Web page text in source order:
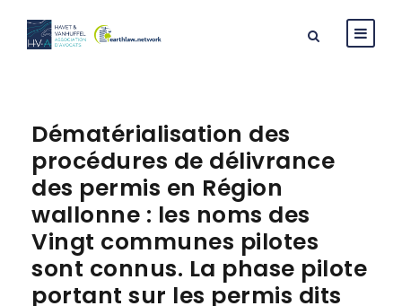
Dématérialisation des
procédures de délivrance
des permis en Région
wallonne : les noms des
Vingt communes pilotes
sont connus. La phase pilote
portant sur les permis dits